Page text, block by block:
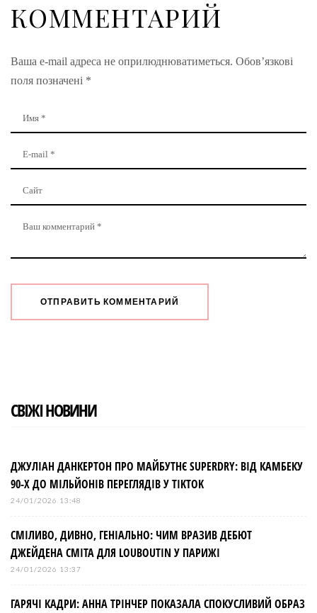
КОММЕНТАРИЙ
Ваша e-mail адреса не оприлюднюватиметься. Обов’язкові
поля позначені *
СВІЖІ НОВИНИ
ДЖУЛІАН ДАНКЕРТОН ПРО МАЙБУТНЄ SUPERDRY: ВІД КАМБЕКУ
90-Х ДО МІЛЬЙОНІВ ПЕРЕГЛЯДІВ У TIKTOK
24/01/2026 13:48
СМІЛИВО, ДИВНО, ГЕНІАЛЬНО: ЧИМ ВРАЗИВ ДЕБЮТ
ДЖЕЙДЕНА СМІТА ДЛЯ LOUBOUTIN У ПАРИЖІ
24/01/2026 13:37
ГАРЯЧІ КАДРИ: АННА ТРІНЧЕР ПОКАЗАЛА СПОКУСЛИВИЙ ОБРАЗ